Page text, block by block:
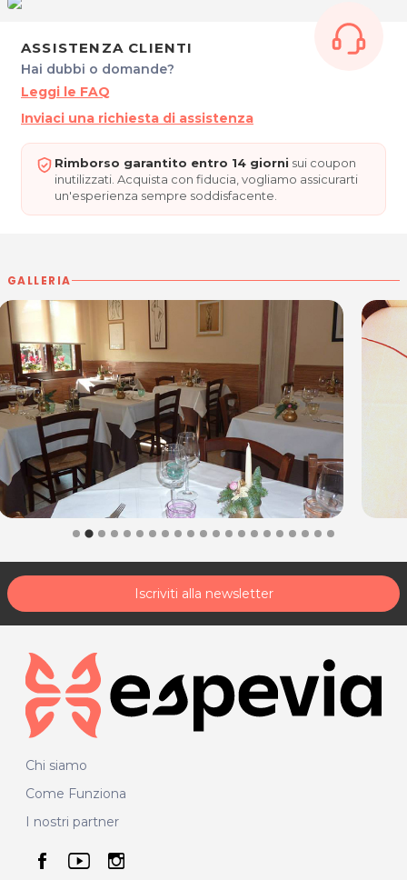
Per ulteriori informazioni sull'offerta o sulle modalità di acquisto
scrivi aposta@espevia.it.
ASSISTENZA CLIENTI
Hai dubbi o domande?
Leggi le FAQ
Inviaci una richiesta di assistenza
Rimborso garantito entro 14 giorni sui coupon
inutilizzati. Acquista con fiducia, vogliamo assicurarti
un'esperienza sempre soddisfacente.
GALLERIA
Iscriviti alla newsletter
Chi siamo
Come Funziona
I nostri partner
seguici su facebook
seguici su youtube
seguici su instagram